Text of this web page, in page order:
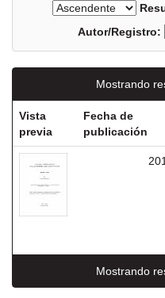
Autor/Registro:
Mostrando
Vista
previa
Fecha de
publicación
Mostrando